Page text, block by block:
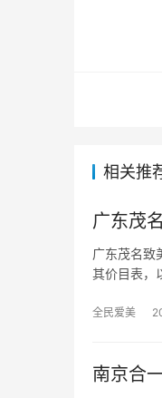
相关推
广东茂
广东茂名致
其价目表，
全民爱美
南京合